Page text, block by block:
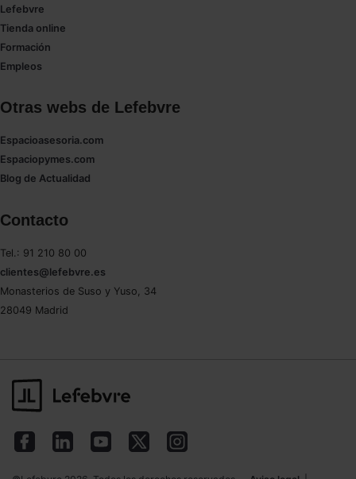
Saber más acerca de las cookies
Lefebvre
Tienda online
Formación
Empleos
Otras webs de Lefebvre
Espacioasesoria.com
Espaciopymes.com
Blog de Actualidad
Contacto
Tel.: 91 210 80 00
clientes@lefebvre.es
Monasterios de Suso y Yuso, 34
28049 Madrid